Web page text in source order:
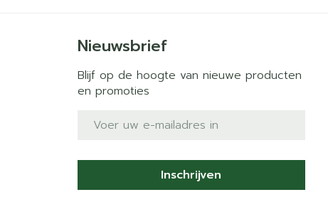
Nieuwsbrief
Blijf op de hoogte van nieuwe producten
en promoties
E-mail adres
Inschrijven